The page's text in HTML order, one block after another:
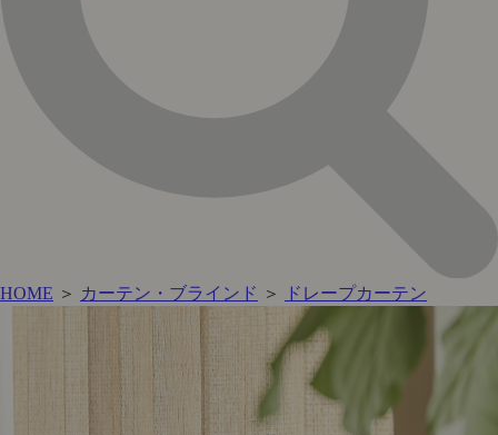
HOME ＞ カーテン・ブラインド ＞ ドレープカーテン